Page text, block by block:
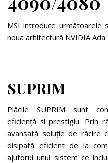
MSI introduce următoarele
noua arhitectură NVIDIA Ada
SUPRIM
Plăcile SUPRIM sunt
eficiență și prestigiu. Prin
avansată soluție de răcire
disipată eficient de la
ajutorul unui sistem ce